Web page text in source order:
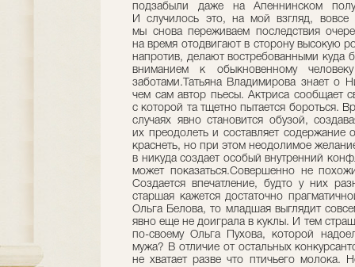
подзабыли даже на Апеннинском
И случилось это, на мой взгляд,
мы снова переживаем последствия
на время отодвигают в сторону высокую
напротив, делают востребованными
вниманием к обыкновенному
заботами.Татьяна Владимирова знает о
чем сам автор пьесы. Актриса сообщает
с которой та тщетно пытается бороться.
случаях явно становится обузой,
их преодолеть и составляет содержание
краснеть, но при этом неодолимое
в никуда создает особый внутренний
может показаться.Совершенно не
Создается впечатление, будто у них
старшая кажется достаточно
Ольга Белова, то младшая выглядит
явно еще не доиграла в куклы. И тем
по-своему Ольга Пухова, которой
мужа? В отличие от остальных
не хватает разве что птичьего молока.